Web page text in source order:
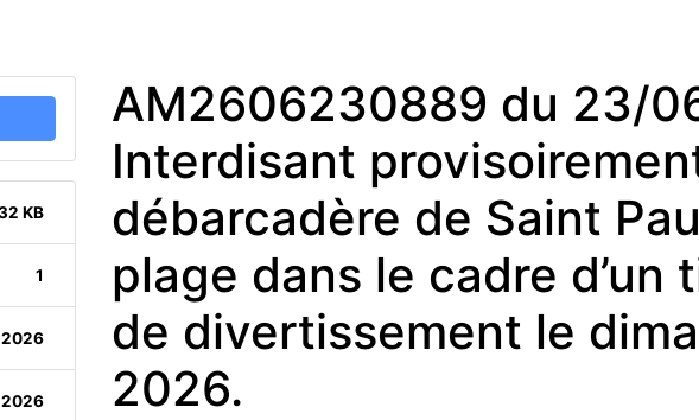
KB
1
AM2606230889 du 23/
Interdisant
débarcadère de Saint
plage dans le cadre d’un
de divertissement le
2026.